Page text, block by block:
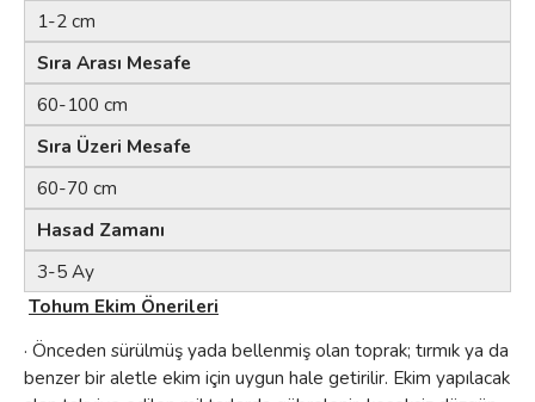
1-2 cm
Sıra Arası Mesafe
60-100 cm
Sıra Üzeri Mesafe
60-70 cm
Hasad Zamanı
3-5 Ay
Tohum Ekim Önerileri
· Önceden sürülmüş yada bellenmiş olan toprak; tırmık ya da
benzer bir aletle ekim için uygun hale getirilir. Ekim yapılacak